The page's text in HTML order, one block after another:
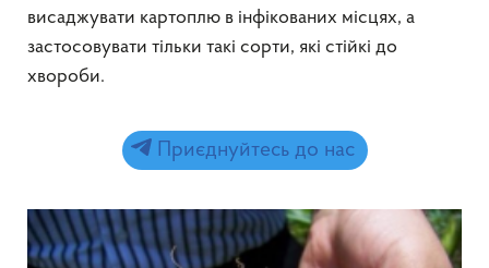
висаджувати картоплю в інфікованих місцях, а
застосовувати тільки такі сорти, які стійкі до
хвороби.
Приєднуйтесь до нас